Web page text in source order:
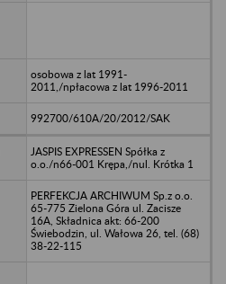
osobowa z lat 1991-
2011,/npłacowa z lat 1996-2011
992700/610A/20/2012/SAK
JASPIS EXPRESSEN Spółka z
o.o./n66-001 Krępa,/nul. Krótka 1
PERFEKCJA ARCHIWUM Sp.z o.o.
65-775 Zielona Góra ul. Zacisze
16A, Składnica akt: 66-200
Świebodzin, ul. Wałowa 26, tel. (68)
38-22-115